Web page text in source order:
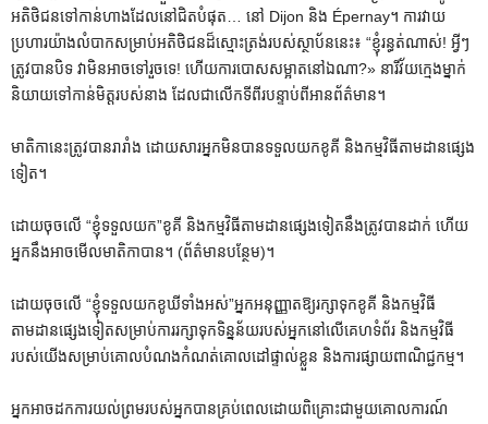
អតិថិជនទៅកាន់ហាងដែលនៅជិតបំផុត… នៅ Dijon និង Épernay។ ការវាយ
ប្រហារយ៉ាងលំបាកសម្រាប់អតិថិជនដ៏ស្មោះត្រង់របស់ស្ថាប័ននេះ៖ “ខ្ញុំរន្ធត់ណាស់! អ្វីៗ
ត្រូវបានបិទ វាមិនអាចទៅរួចទេ! ហើយការបោសសម្អាតនៅឯណា?» នារីវ័យក្មេងម្នាក់
និយាយទៅកាន់មិត្តរបស់នាង ដែលជាលើកទីពីរបន្ទាប់ពីអានព័ត៌មាន។
មាតិកានេះត្រូវបានរារាំង ដោយសារអ្នកមិនបានទទួលយកខូគី និងកម្មវិធីតាមដានផ្សេង
ទៀត។
ដោយចុចលើ “ខ្ញុំទទួលយក”ខូគី និងកម្មវិធីតាមដានផ្សេងទៀតនឹងត្រូវបានដាក់ ហើយ
អ្នកនឹងអាចមើលមាតិកាបាន។ (ព័ត៌មានបន្ថែម)។
ដោយចុចលើ “ខ្ញុំទទួលយកខូឃីទាំងអស់”អ្នកអនុញ្ញាតឱ្យរក្សាទុកខូគី និងកម្មវិធី
តាមដានផ្សេងទៀតសម្រាប់ការរក្សាទុកទិន្នន័យរបស់អ្នកនៅលើគេហទំព័រ និងកម្មវិធី
របស់យើងសម្រាប់គោលបំណងកំណត់គោលដៅផ្ទាល់ខ្លួន និងការផ្សាយពាណិជ្ជកម្ម។
អ្នកអាចដកការយល់ព្រមរបស់អ្នកបានគ្រប់ពេលដោយពិគ្រោះជាមួយគោលការណ៍